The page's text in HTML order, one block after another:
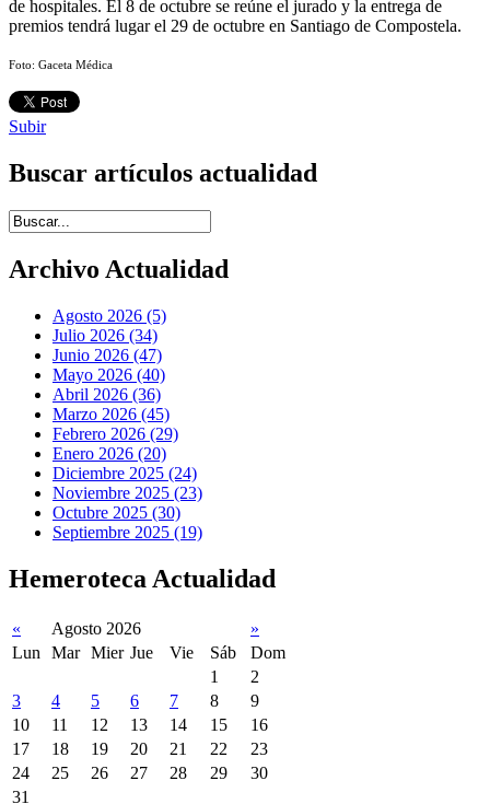
de hospitales. El 8 de octubre se reúne el jurado y la entrega de
premios tendrá lugar el 29 de octubre en Santiago de Compostela.
Foto: Gaceta Médica
Subir
Buscar artículos actualidad
Introduce términos de búsqueda
Archivo Actualidad
Agosto 2026 (5)
Julio 2026 (34)
Junio 2026 (47)
Mayo 2026 (40)
Abril 2026 (36)
Marzo 2026 (45)
Febrero 2026 (29)
Enero 2026 (20)
Diciembre 2025 (24)
Noviembre 2025 (23)
Octubre 2025 (30)
Septiembre 2025 (19)
Hemeroteca Actualidad
« Agosto 2026
»
Lun
Mar Mier Jue Vie Sáb
Dom
1
2
3
4 5 6 7 8
9
10
11 12 13 14 15
16
17
18 19 20 21 22
23
24
25 26 27 28 29
30
31